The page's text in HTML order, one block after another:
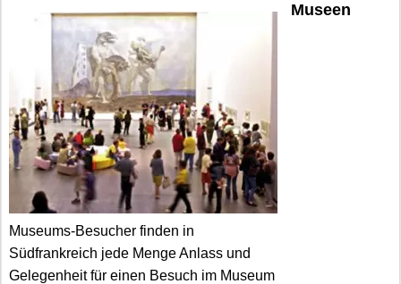
Museums-Besucher finden in
Südfrankreich jede Menge Anlass und
Gelegenheit für einen Besuch im Museum
Museen